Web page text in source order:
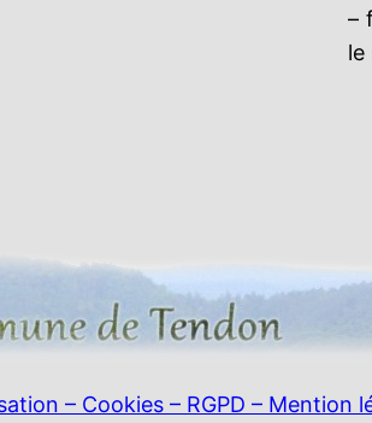
–
le
– Cookies – RGPD – Mention